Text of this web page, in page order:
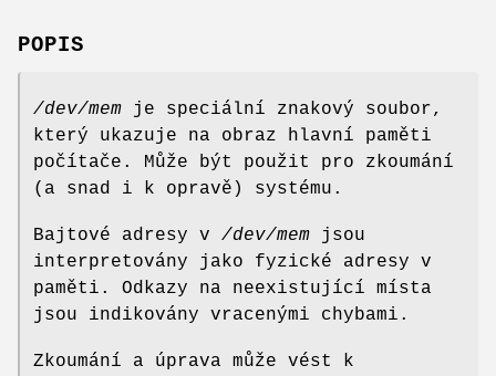
POPIS
/dev/mem je speciální znakový soubor,
který ukazuje na obraz hlavní paměti
počítače. Může být použit pro zkoumání
(a snad i k opravě) systému.
Bajtové adresy v /dev/mem jsou
interpretovány jako fyzické adresy v
paměti. Odkazy na neexistující místa
jsou indikovány vracenými chybami.
Zkoumání a úprava může vést k